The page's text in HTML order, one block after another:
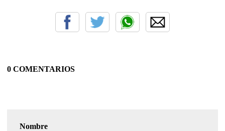
0 COMENTARIOS
Nombre